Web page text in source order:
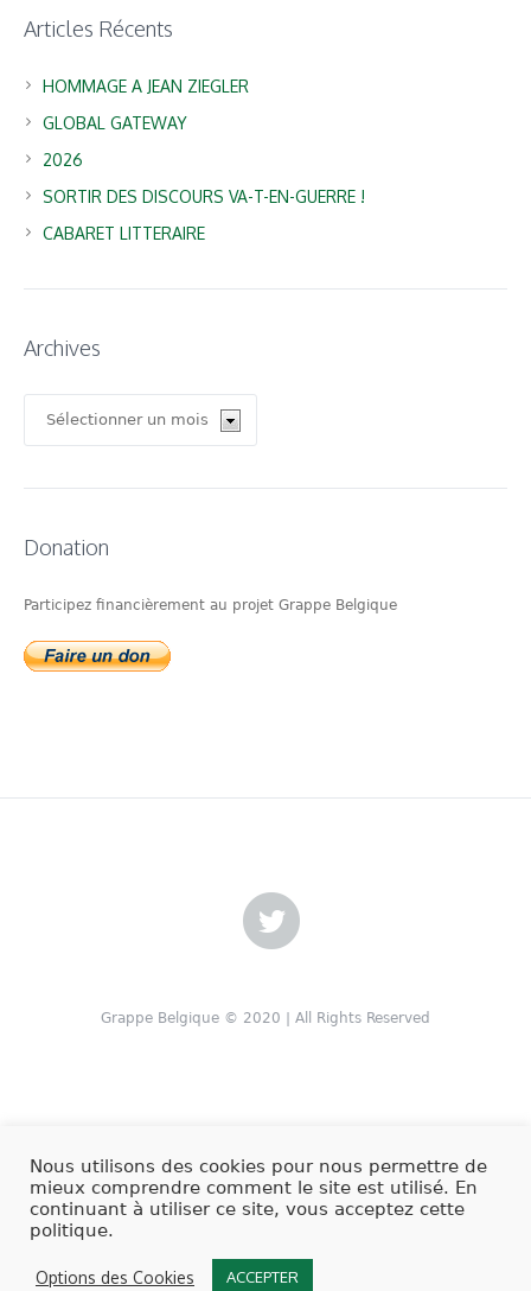
Articles Récents
HOMMAGE A JEAN ZIEGLER
GLOBAL GATEWAY
2026
SORTIR DES DISCOURS VA-T-EN-GUERRE !
CABARET LITTERAIRE
Archives
Donation
Participez financièrement au projet Grappe Belgique
Grappe Belgique © 2020 | All Rights Reserved
Nous utilisons des cookies pour nous permettre de
mieux comprendre comment le site est utilisé. En
continuant à utiliser ce site, vous acceptez cette
politique.
Options des Cookies ACCEPTER